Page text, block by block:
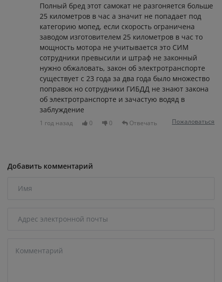
Полный бред этот самокат не разгоняется больше
25 километров в час а значит не попадает под
категорию мопед, если скорость ограничена
заводом изготовителем 25 километров в час то
мощность мотора не учитывается это СИМ
сотрудники превысили и штраф не законный
нужно обжаловать, закон об электротранспорте
существует с 23 года за два года было множество
поправок но сотрудники ГИБДД не знают закона
об электротранспорте и зачастую водяд в
заблуждение
1 год назад 0 0 Отвечать Пожаловаться
Добавить комментарий